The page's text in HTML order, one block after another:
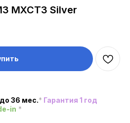
MXCT3 Silver
до 36 мес.* Гарантия 1 год
in *